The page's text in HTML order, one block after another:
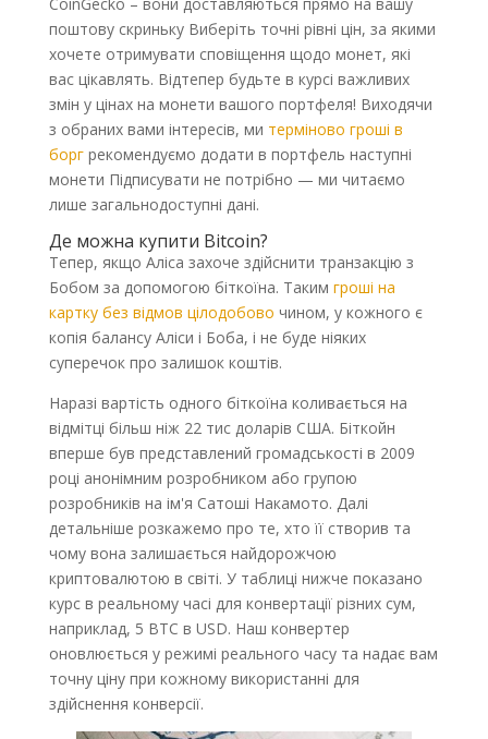
поштову скриньку Виберіть точні рівні цін, за якими
хочете отримувати сповіщення щодо монет, які
вас цікавлять. Відтепер будьте в курсі важливих
змін у цінах на монети вашого портфеля! Виходячи
з обраних вами інтересів, ми терміново гроші в
боргрекомендуємо додати в портфель наступні
монети Підписувати не потрібно — ми читаємо
лише загальнодоступні дані.
Де можна купити Bitcoin?
Тепер, якщо Аліса захоче здійснити транзакцію з
Бобом за допомогою біткоїна. Таким гроші на
картку без відмов цілодобово чином, у кожного є
копія балансу Аліси і Боба, і не буде ніяких
суперечок про залишок коштів.
Наразі вартість одного біткоїна коливається на
відмітці більш ніж 22 тис доларів США. Біткойн
вперше був представлений громадськості в 2009
році анонімним розробником або групою
розробників на ім'я Сатоші Накамото. Далі
детальніше розкажемо про те, хто її створив та
чому вона залишається найдорожчою
криптовалютою в світі. У таблиці нижче показано
курс в реальному часі для конвертації різних сум,
наприклад, 5 BTC в USD. Наш конвертер
оновлюється у режимі реального часу та надає вам
точну ціну при кожному використанні для
здійснення конверсії.